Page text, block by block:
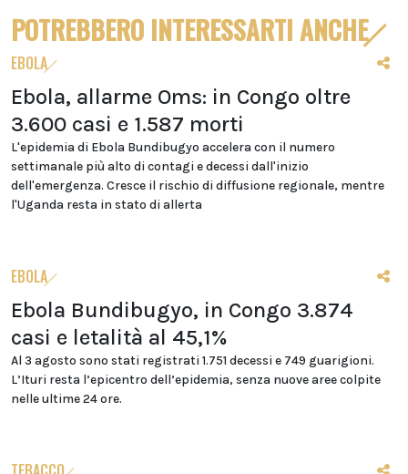
POTREBBERO INTERESSARTI ANCHE
EBOLA
Ebola, allarme Oms: in Congo oltre
3.600 casi e 1.587 morti
L'epidemia di Ebola Bundibugyo accelera con il numero
settimanale più alto di contagi e decessi dall'inizio
dell'emergenza. Cresce il rischio di diffusione regionale, mentre
l'Uganda resta in stato di allerta
EBOLA
Ebola Bundibugyo, in Congo 3.874
casi e letalità al 45,1%
Al 3 agosto sono stati registrati 1.751 decessi e 749 guarigioni.
L’Ituri resta l’epicentro dell’epidemia, senza nuove aree colpite
nelle ultime 24 ore.